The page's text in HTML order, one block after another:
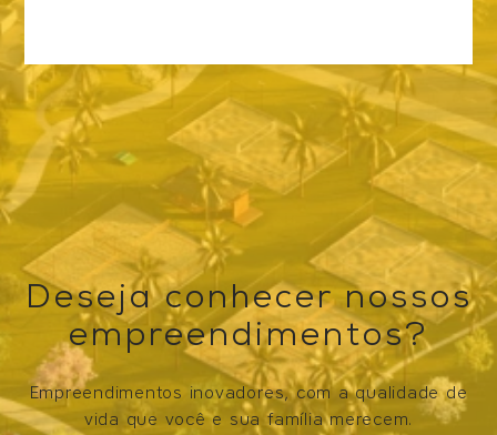
Deseja conhecer nossos
empreendimentos?
Empreendimentos inovadores, com a qualidade de
vida que você e sua família merecem.